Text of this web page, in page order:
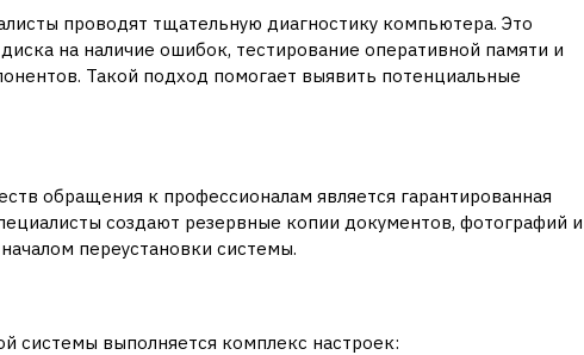
проводят тщательную диагностику компьютера. Это
на наличие ошибок, тестирование оперативной памяти и
Такой подход помогает выявить потенциальные
обращения к профессионалам является гарантированная
создают резервные копии документов, фотографий и
переустановки системы.
системы выполняется комплекс настроек: